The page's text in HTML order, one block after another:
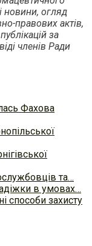
новини, огляд
правових актів,
за
членів Ради
Фахова
та…
в умовах…
способи захисту